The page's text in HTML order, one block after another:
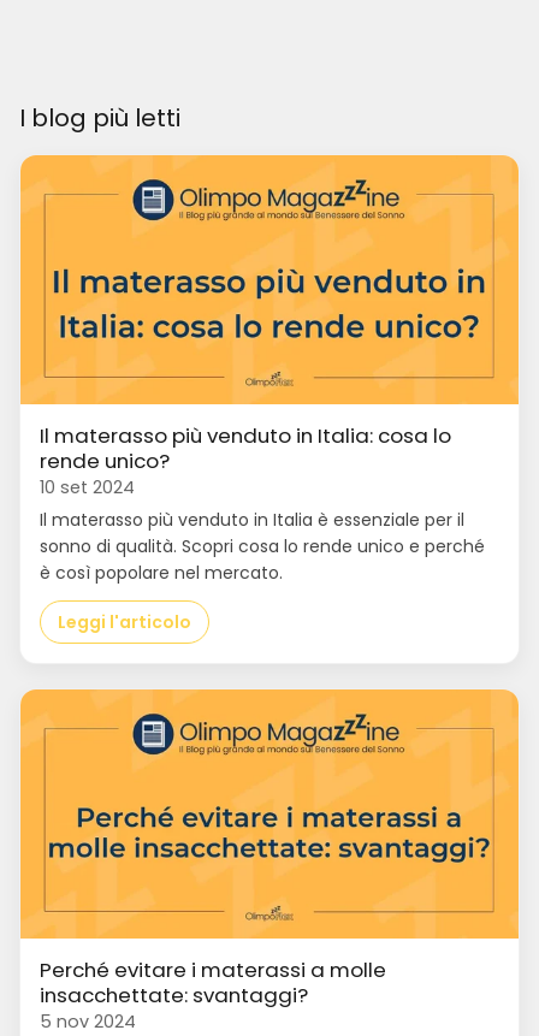
I blog più letti
Il materasso più venduto in Italia: cosa lo
rende unico?
10 set 2024
Il materasso più venduto in Italia è essenziale per il
sonno di qualità. Scopri cosa lo rende unico e perché
è così popolare nel mercato.
Leggi l'articolo
Perché evitare i materassi a molle
insacchettate: svantaggi?
5 nov 2024